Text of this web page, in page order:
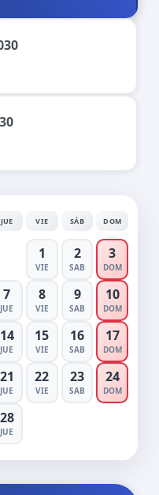
JUE VIE SÁB DOM
1
VIE
2
SAB
3
DOM
7
JUE
8
VIE
9
SAB
10
DOM
14
JUE
15
VIE
16
SAB
17
DOM
21
JUE
22
VIE
23
SAB
24
DOM
28
JUE